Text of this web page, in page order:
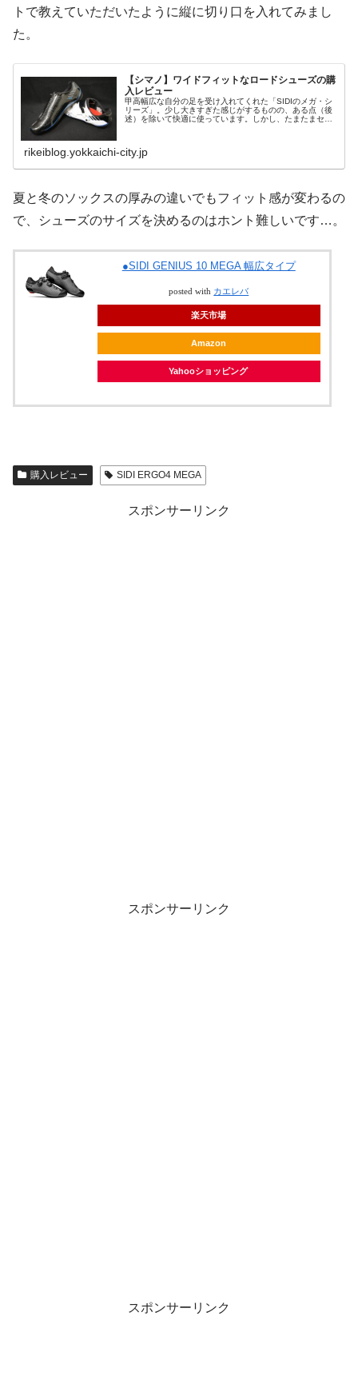
トで教えていただいたように縦に切り口を入れてみまし
た。
【シマノ】ワイドフィットなロードシューズの購
入レビュー
甲高幅広な自分の足を受け入れてくれた「SIDIのメガ・シ
リーズ」。少し大きすぎた感じがするものの、ある点（後
述）を除いて快適に使っています。しかし、たまたまセー
rikeiblog.yokkaichi-city.jp
夏と冬のソックスの厚みの違いでもフィット感が変わるの
で、シューズのサイズを決めるのはホント難しいです…。
●SIDI GENIUS 10 MEGA 幅広タイプ
posted with カエレバ
楽天市場
Amazon
Yahooショッピング
購入レビュー SIDI ERGO4 MEGA
スポンサーリンク
スポンサーリンク
スポンサーリンク